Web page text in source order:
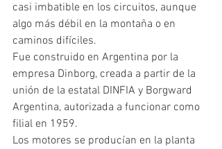
casi imbatible en los circuitos, aunque
algo más débil en la montaña o en
caminos difíciles.
Fue construido en Argentina por la
empresa Dinborg, creada a partir de la
unión de la estatal DINFIA y Borgward
Argentina, autorizada a funcionar como
filial en 1959.
Los motores se producían en la planta